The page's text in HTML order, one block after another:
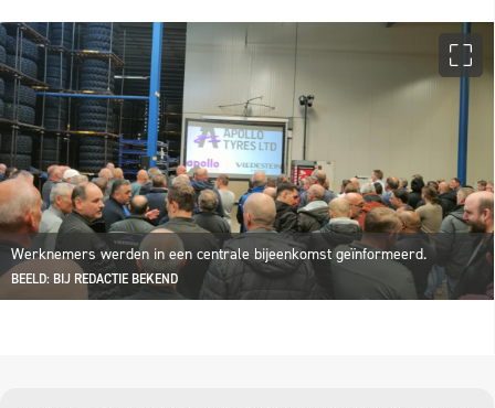
Werknemers werden in een centrale bijeenkomst geïnformeerd.
BEELD: BIJ REDACTIE BEKEND